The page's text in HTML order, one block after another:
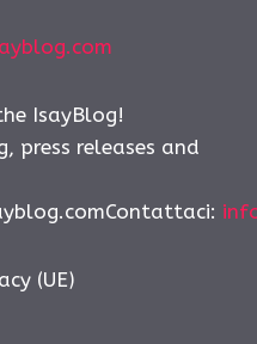
IsayBlog!
press releases and
:
(UE)